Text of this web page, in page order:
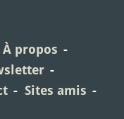
À propos
Sites amis